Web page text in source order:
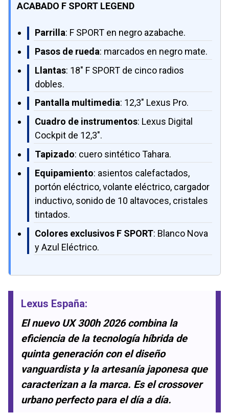
ACABADO F SPORT LEGEND
Parrilla: F SPORT en negro azabache.
Pasos de rueda: marcados en negro mate.
Llantas: 18" F SPORT de cinco radios
dobles.
Pantalla multimedia: 12,3" Lexus Pro.
Cuadro de instrumentos: Lexus Digital
Cockpit de 12,3".
Tapizado: cuero sintético Tahara.
Equipamiento: asientos calefactados,
portón eléctrico, volante eléctrico, cargador
inductivo, sonido de 10 altavoces, cristales
tintados.
Colores exclusivos F SPORT: Blanco Nova
y Azul Eléctrico.
Lexus España:
El nuevo UX 300h 2026 combina la
eficiencia de la tecnología híbrida de
quinta generación con el diseño
vanguardista y la artesanía japonesa que
caracterizan a la marca. Es el crossover
urbano perfecto para el día a día.